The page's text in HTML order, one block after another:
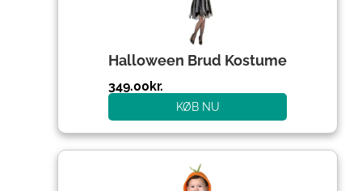
Halloween Brud Kostume
349.00kr.
KØB NU